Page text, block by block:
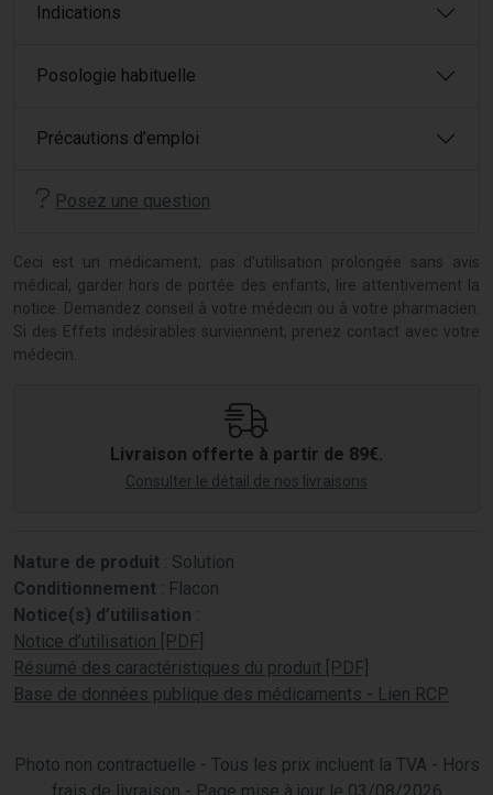
Indications
Posologie habituelle
Précautions d’emploi
Posez une question
Ceci est un médicament, pas d’utilisation prolongée sans avis
médical, garder hors de portée des enfants, lire attentivement la
notice. Demandez conseil à votre médecin ou à votre pharmacien.
Si des Effets indésirables surviennent, prenez contact avec votre
médecin.
Livraison offerte à partir de 89€.
Consulter le détail de nos livraisons
Nature de produit : Solution
Conditionnement : Flacon
Notice(s) d’utilisation :
Notice d’utilisation [PDF]
Résumé des caractéristiques du produit [PDF]
Base de données publique des médicaments - Lien RCP
Photo non contractuelle - Tous les prix incluent la TVA - Hors
frais de livraison - Page mise à jour le 03/08/2026